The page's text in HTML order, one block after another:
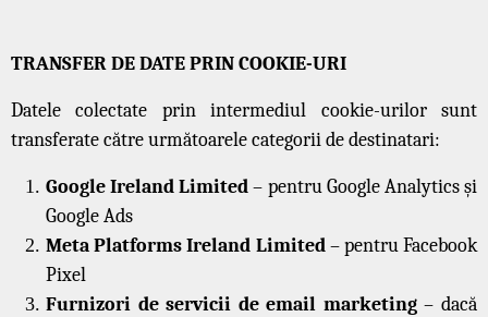
TRANSFER DE DATE PRIN COOKIE-URI
Datele colectate prin intermediul cookie-urilor sunt
transferate către următoarele categorii de destinatari:
Google Ireland Limited– pentru Google Analytics și
Google Ads
Meta Platforms Ireland Limited– pentru Facebook
Pixel
Furnizori de servicii de email marketing– dacă